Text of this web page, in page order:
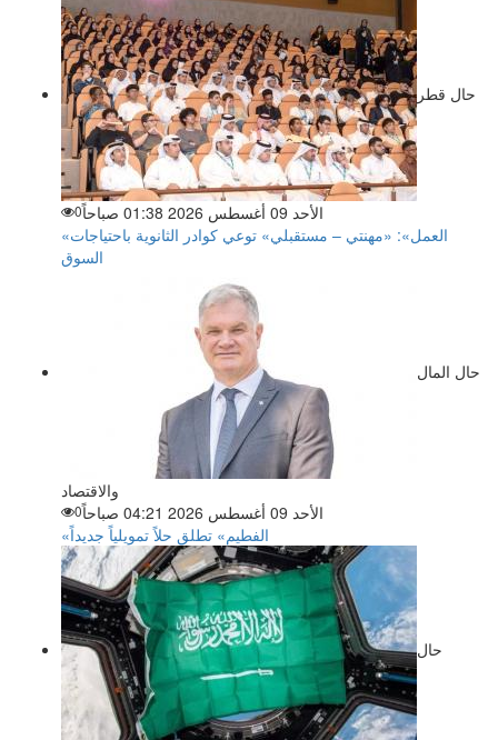
حال قطر
الأحد 09 أغسطس 2026 01:38 صباحاً 0
«العمل»: «مهنتي – مستقبلي» توعي كوادر الثانوية باحتياجات
السوق
حال المال
والاقتصاد
الأحد 09 أغسطس 2026 04:21 صباحاً
0
«الفطيم» تطلق حلاً تمويلياً جديداً
حال